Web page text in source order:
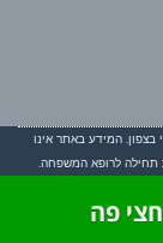
בצפון. המידע באתר אינו
תחילה לרופא המשפחה.
פה